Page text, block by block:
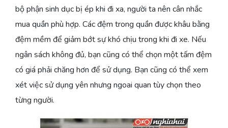
bộ phận sinh dục bị ép khi đi xa, người ta nên cân nhắc
mua quần phù hợp. Các đệm trong quần được khâu bằng
đệm mềm để giảm bớt sự khó chịu trong khi đi xe. Nếu
ngân sách không đủ, bạn cũng có thể chọn một tấm đệm
có giá phải chăng hơn để sử dụng. Bạn cũng có thể xem
xét việc sử dụng yên nhưng ngoai quan tùy chọn theo
từng người.